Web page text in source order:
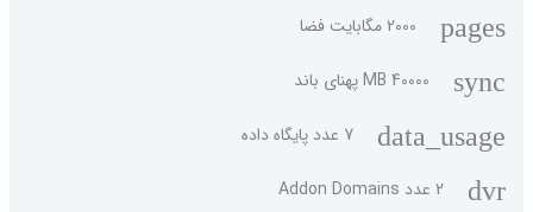
pages 2000 مگابایت فضا
sync 40000 MB پهنای باند
data_usage 7 عدد پایگاه داده
dvr 2 عدد Addon Domains